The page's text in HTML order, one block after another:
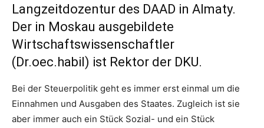
Langzeitdozentur des DAAD in Almaty.
Der in Moskau ausgebildete
Wirtschaftswissenschaftler
(Dr.oec.habil) ist Rektor der DKU.
Bei der Steuerpolitik geht es immer erst einmal um die
Einnahmen und Ausgaben des Staates. Zugleich ist sie
aber immer auch ein Stück Sozial- und ein Stück